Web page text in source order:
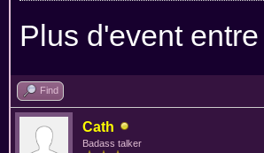
Plus d'event
Find
Cath
Badass talker